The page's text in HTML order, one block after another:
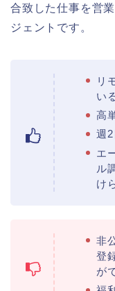
合致した仕事を営
ジェントです。
リ
い
高
週
エ
ル
け
非
登
が